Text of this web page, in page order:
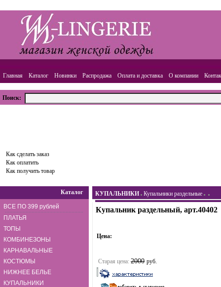
Главная Каталог Новинки Распродажа Оплата и доставка О компании
Поиск:
Как сделать заказ
Как оплатить
Как получить товар
Каталог
ВСЕ ПО 399 рублей
ПЛАТЬЯ
ТОПЫ
КОМБИНЕЗОНЫ
КАРНАВАЛЬНЫЕ
КОСТЮМЫ
НИЖНЕЕ БЕЛЬЕ
КУПАЛЬНИКИ
КУПАЛЬНИКИ Купальники раздельные
Купальник раздельный, арт.40402
Цена:
Старая цена: 2000 руб.